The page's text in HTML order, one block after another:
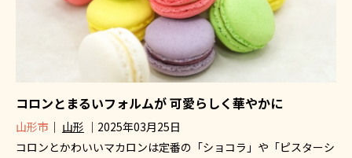
コロンとまるいフォルムが 可愛らしく華やかに
山形市 ｜ 山形 ｜2025年03月25日
コロンとかわいいマカロンは定番の「ショコラ」や「ピスターシ